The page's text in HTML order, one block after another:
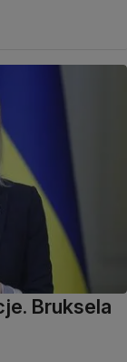
Bruksela